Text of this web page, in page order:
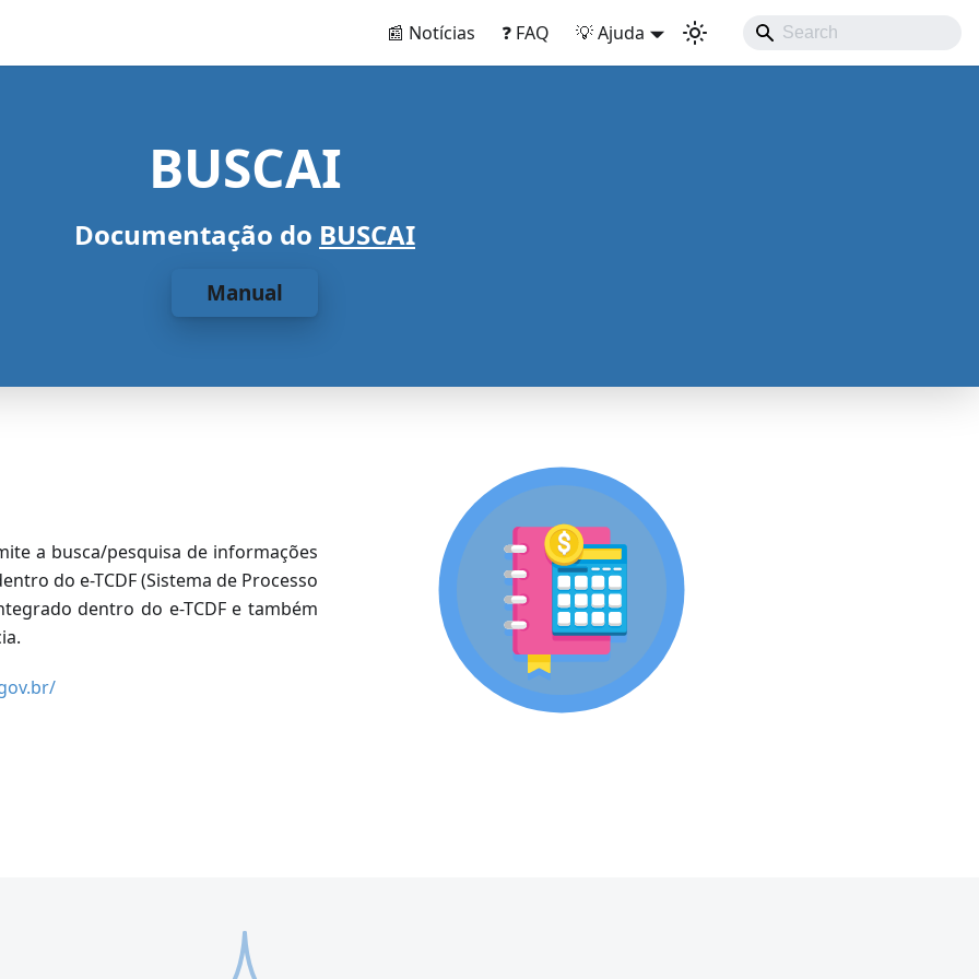
📰 Notícias ❓ FAQ 💡 Ajuda
BUSCAI
Documentação do BUSCAI
Manual
a busca/pesquisa de informações
do e-TCDF (Sistema de Processo
dentro do e-TCDF e também